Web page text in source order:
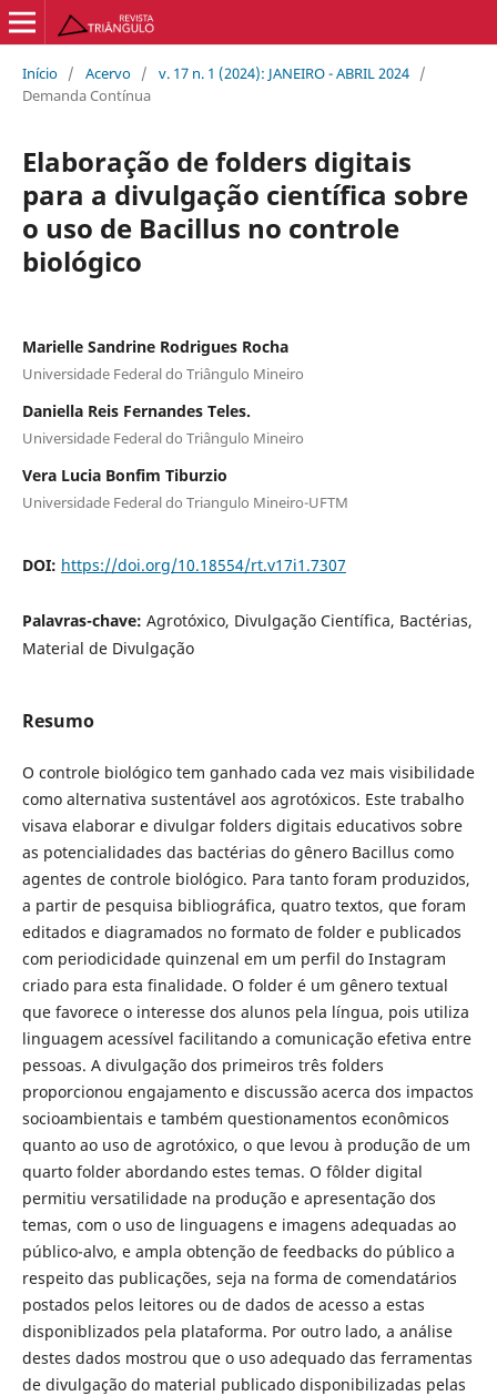
Início / Acervo / v. 17 n. 1 (2024): JANEIRO - ABRIL 2024 /
Demanda Contínua
Elaboração de folders digitais
para a divulgação científica sobre
o uso de Bacillus no controle
biológico
Marielle Sandrine Rodrigues Rocha
Universidade Federal do Triângulo Mineiro
Daniella Reis Fernandes Teles.
Universidade Federal do Triângulo Mineiro
Vera Lucia Bonfim Tiburzio
Universidade Federal do Triangulo Mineiro-UFTM
DOI: https://doi.org/10.18554/rt.v17i1.7307
Palavras-chave: Agrotóxico, Divulgação Científica, Bactérias,
Material de Divulgação
Resumo
O controle biológico tem ganhado cada vez mais visibilidade
como alternativa sustentável aos agrotóxicos. Este trabalho
visava elaborar e divulgar folders digitais educativos sobre
as potencialidades das bactérias do gênero Bacillus como
agentes de controle biológico. Para tanto foram produzidos,
a partir de pesquisa bibliográfica, quatro textos, que foram
editados e diagramados no formato de folder e publicados
com periodicidade quinzenal em um perfil do Instagram
criado para esta finalidade. O folder é um gênero textual
que favorece o interesse dos alunos pela língua, pois utiliza
linguagem acessível facilitando a comunicação efetiva entre
pessoas. A divulgação dos primeiros três folders
proporcionou engajamento e discussão acerca dos impactos
socioambientais e também questionamentos econômicos
quanto ao uso de agrotóxico, o que levou à produção de um
quarto folder abordando estes temas. O fôlder digital
permitiu versatilidade na produção e apresentação dos
temas, com o uso de linguagens e imagens adequadas ao
público-alvo, e ampla obtenção de feedbacks do público a
respeito das publicações, seja na forma de comendatários
postados pelos leitores ou de dados de acesso a estas
disponiblizados pela plataforma. Por outro lado, a análise
destes dados mostrou que o uso adequado das ferramentas
de divulgação do material publicado disponibilizadas pelas